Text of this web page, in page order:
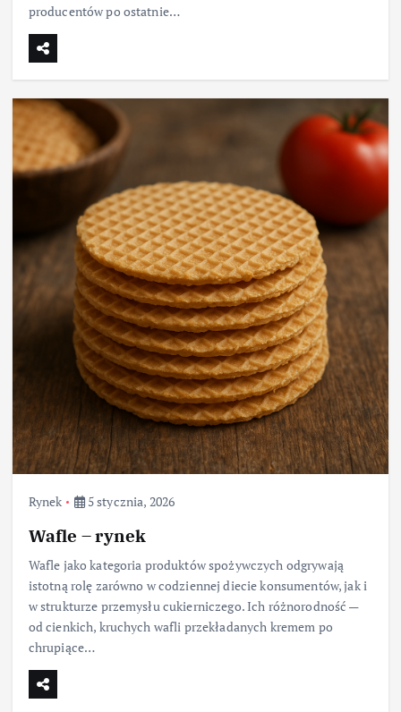
producentów po ostatnie…
Rynek 5 stycznia, 2026
Wafle – rynek
Wafle jako kategoria produktów spożywczych odgrywają
istotną rolę zarówno w codziennej diecie konsumentów, jak i
w strukturze przemysłu cukierniczego. Ich różnorodność —
od cienkich, kruchych wafli przekładanych kremem po
chrupiące…